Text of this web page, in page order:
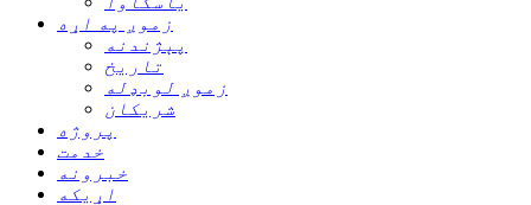
زموږ په اړه
پېژندنه
تاریخ
زموږ لوبډله
شریکان
پروژه
خدمت
خبرونه
اړیکه